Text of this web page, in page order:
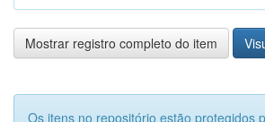
Mostrar registro completo do item
Os itens no repositório estão protegidos